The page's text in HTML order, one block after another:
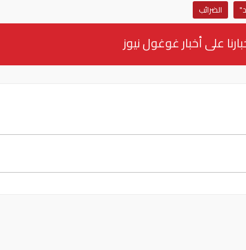
الضرائب
على أخبار غوغول نيوز